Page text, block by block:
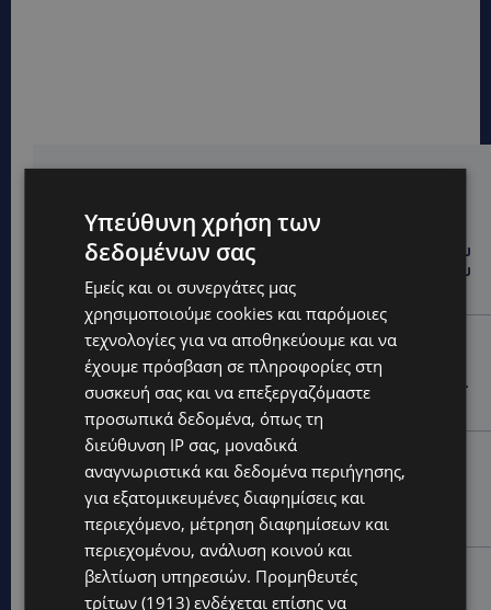
UPDATES
ΤΑΣΟΣ ΧΑΤΖΗΓΙΟΒΑΝΗΣ: Η συγκλονιστική ιστορία του
12χρονου Δημήτρη και η δωρεά των 12.500 ευρώ που
του έδωσε ελπίδα
STORIES
ΕΞΩΤΙΚΑ ΖΩΑ ΣΤΗΝ ΚΥΠΡΟ: Πότε επιτρέπεται και
πότε απαγορεύεται να έχεις μαϊμού ως κατοικίδιο –
Ποια ζώα μπορείς να διατηρείς νόμιμα
UPDATES
ΧΩΡΙΣ ΣΩΣΣΙΒΙΟ Η ΘΑΛΑΣΣΙΑ ΣΥΝΔΕΣΗ ΚΥΠΡΟΥ-
ΕΛΛΑΔΑΣ: «Χωρίς επιδότηση το πλοίο δεν θα
ξανασηκώσει άγκυρα»
STORIES
ΜΑΡΙΝΟΣ ΚΩΝΣΤΑΝΤΙΝΙΔΗΣ: Οι πρωτοβουλίες για να
Υπεύθυνη χρήση των
δεδομένων σας
Εμείς και οι συνεργάτες μας
χρησιμοποιούμε cookies και παρόμοιες
τεχνολογίες για να αποθηκεύουμε και να
έχουμε πρόσβαση σε πληροφορίες στη
συσκευή σας και να επεξεργαζόμαστε
προσωπικά δεδομένα, όπως τη
διεύθυνση IP σας, μοναδικά
αναγνωριστικά και δεδομένα περιήγησης,
για εξατομικευμένες διαφημίσεις και
περιεχόμενο, μέτρηση διαφημίσεων και
περιεχομένου, ανάλυση κοινού και
βελτίωση υπηρεσιών. Προμηθευτές
τρίτων (1913) ενδέχεται επίσης να